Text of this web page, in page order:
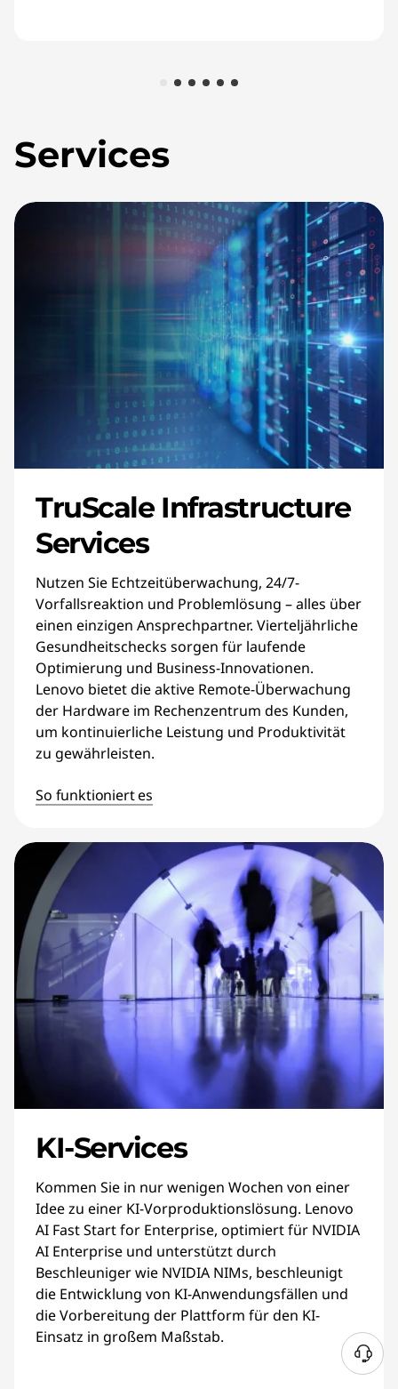
Services
TruScale Infrastructure
Services
Nutzen Sie Echtzeitüberwachung, 24/7-
Vorfallsreaktion und Problemlösung – alles über
einen einzigen Ansprechpartner. Vierteljährliche
Gesundheitschecks sorgen für laufende
Optimierung und Business-Innovationen.
Lenovo bietet die aktive Remote-Überwachung
der Hardware im Rechenzentrum des Kunden,
um kontinuierliche Leistung und Produktivität
zu gewährleisten.
So funktioniert es
KI-Services
Kommen Sie in nur wenigen Wochen von einer
Idee zu einer KI-Vorproduktionslösung. Lenovo
AI Fast Start for Enterprise, optimiert für NVIDIA
AI Enterprise und unterstützt durch
Beschleuniger wie NVIDIA NIMs, beschleunigt
die Entwicklung von KI-Anwendungsfällen und
die Vorbereitung der Plattform für den KI-
Einsatz in großem Maßstab.